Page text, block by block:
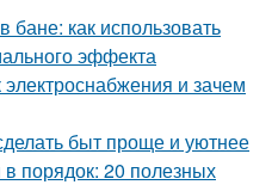
как использовать
эффекта
и зачем
быт проще и уютнее
порядок: 20 полезных